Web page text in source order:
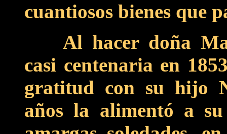
cuantiosos bienes que
Al hacer doña
casi centenaria en
gratitud con su hijo
años la alimentó a